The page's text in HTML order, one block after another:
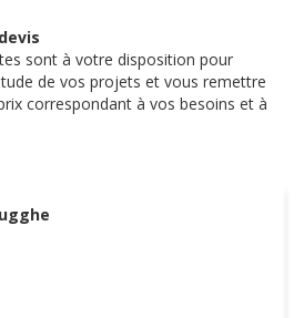
sont à votre disposition pour
de vos projets et vous remettre
correspondant à vos besoins et à